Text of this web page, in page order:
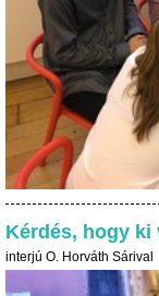
Kérdés, hogy ki
interjú O. Horváth Sárival